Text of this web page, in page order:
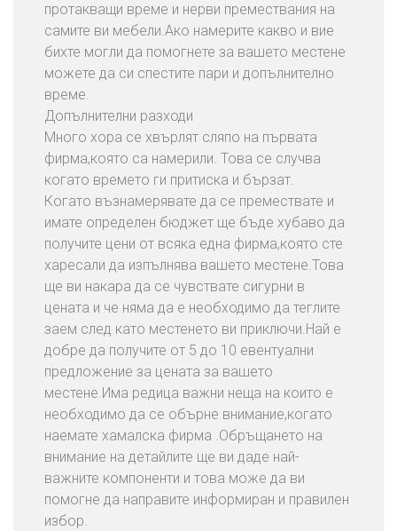
протакващи време и нерви премествания на
самите ви мебели.Ако намерите какво и вие
бихте могли да помогнете за вашето местене
можете да си спестите пари и допълнително
време.
Допълнителни разходи
Много хора се хвърлят сляпо на първата
фирма,която са намерили. Това се случва
когато времето ги притиска и бързат.
Когато възнамерявате да се премествате и
имате определен бюджет ще бъде хубаво да
получите цени от всяка една фирма,която сте
харесали да изпълнява вашето местене.Това
ще ви накара да се чувствате сигурни в
цената и че няма да е необходимо да теглите
заем след като местенето ви приключи.Най е
добре да получите от 5 до 10 евентуални
предложение за цената за вашето
местене.Има редица важни неща на които е
необходимо да се обърне внимание,когато
наемате хамалска фирма .Обръщането на
внимание на детайлите ще ви даде най-
важните компоненти и това може да ви
помогне да направите информиран и правилен
избор.